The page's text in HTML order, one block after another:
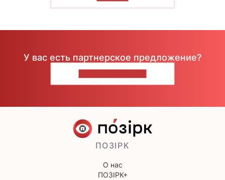
У вас есть партнерское предложение?
ПОЗІРК
О нас
ПОЗІРК+